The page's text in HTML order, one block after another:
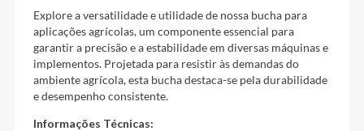
Explore a versatilidade e utilidade de nossa bucha para
aplicações agrícolas, um componente essencial para
garantir a precisão e a estabilidade em diversas máquinas e
implementos. Projetada para resistir às demandas do
ambiente agrícola, esta bucha destaca-se pela durabilidade
e desempenho consistente.
Informações Técnicas: